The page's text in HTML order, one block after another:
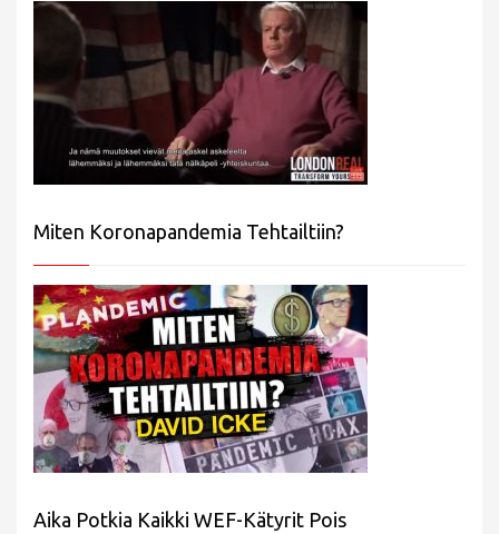
Miten Koronapandemia Tehtailtiin?
Aika Potkia Kaikki WEF-Kätyrit Pois